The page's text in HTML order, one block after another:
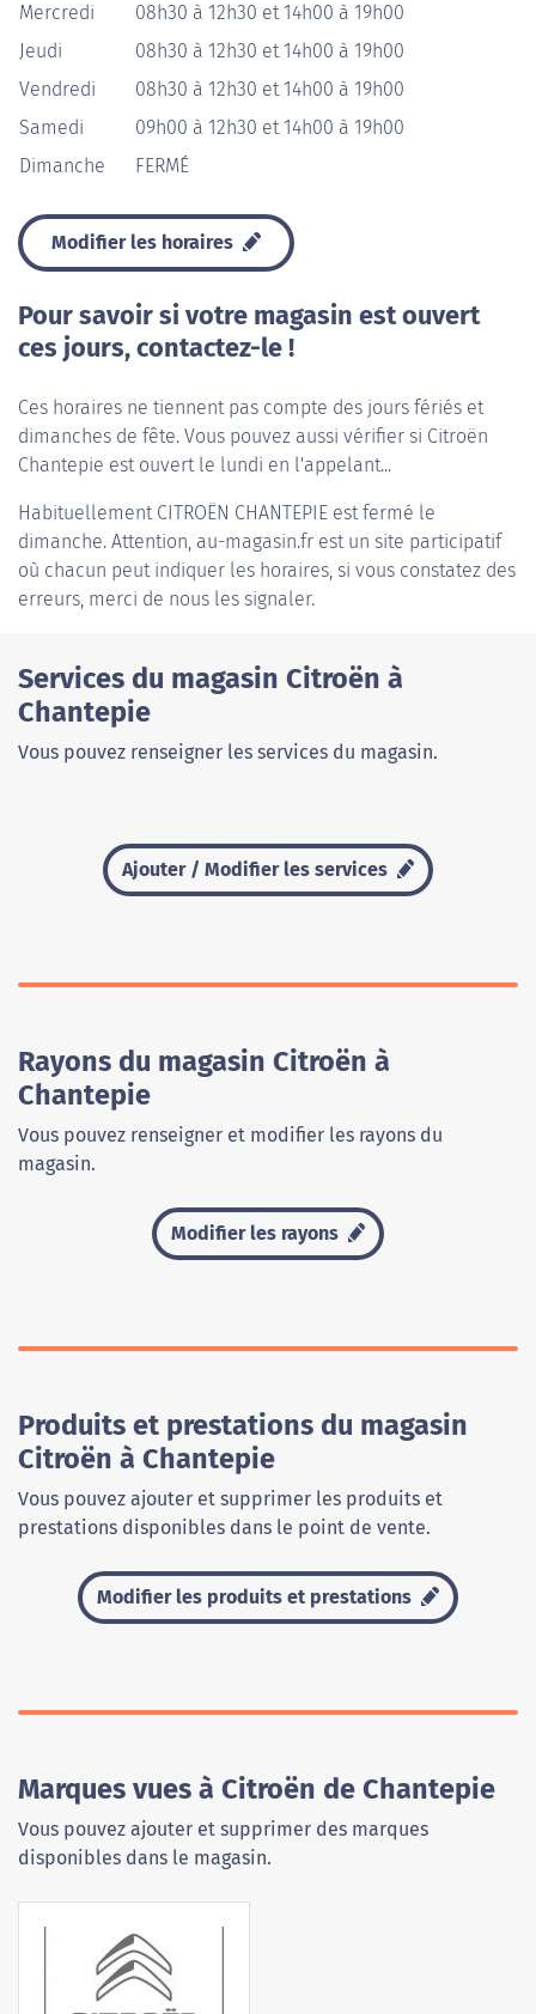
Mercredi
08h30 à 12h30 et 14h00 à 19h00
Jeudi
08h30 à 12h30 et 14h00 à 19h00
Vendredi
08h30 à 12h30 et 14h00 à 19h00
Samedi
09h00 à 12h30 et 14h00 à 19h00
Dimanche
FERMÉ
Modifier les horaires
Pour savoir si votre magasin est ouvert
ces jours, contactez-le !
Ces horaires ne tiennent pas compte des jours fériés et
dimanches de fête. Vous pouvez aussi vérifier si Citroën
Chantepie est ouvert le lundi en l'appelant...
Habituellement CITROËN CHANTEPIE est fermé le
dimanche. Attention, au-magasin.fr est un site participatif
où chacun peut indiquer les horaires, si vous constatez des
erreurs, merci de nous les signaler.
Services du magasin Citroën à
Chantepie
Vous pouvez renseigner les services du magasin.
Ajouter / Modifier les services
Rayons du magasin Citroën à
Chantepie
Vous pouvez renseigner et modifier les rayons du
magasin.
Modifier les rayons
Produits et prestations du magasin
Citroën à Chantepie
Vous pouvez ajouter et supprimer les produits et
prestations disponibles dans le point de vente.
Modifier les produits et prestations
Marques vues à Citroën de Chantepie
Vous pouvez ajouter et supprimer des marques
disponibles dans le magasin.